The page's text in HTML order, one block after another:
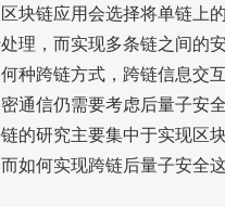
块链应用会选择将单链上
理，而实现多条链之间的
种跨链方式，跨链信息交
通信仍需要考虑后量子安
的研究主要集中于实现区
如何实现跨链后量子安全